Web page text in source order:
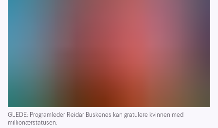
GLEDE: Programleder Reidar Buskenes kan gratulere kvinnen med
millionærstatusen.